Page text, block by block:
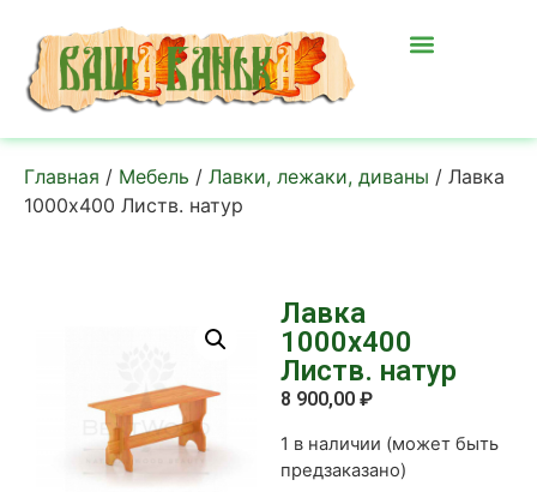
Главная / Мебель / Лавки, лежаки, диваны / Лавка
1000х400 Листв. натур
Лавка
1000х400
Листв. натур
8 900,00 ₽
1 в наличии (может быть
предзаказано)